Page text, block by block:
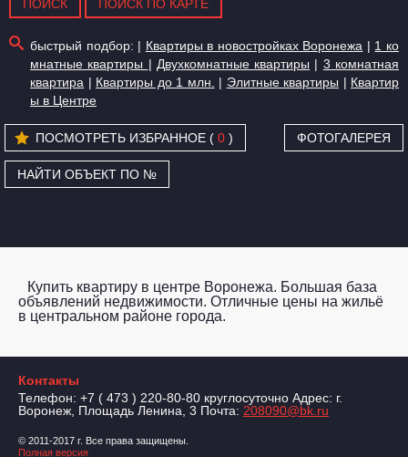
быстрый подбор: | Квартиры в новостройках Воронежа | 1 ко
мнатные квартиры | Двухкомнатные квартиры | 3 комнатная
квартира | Квартиры до 1 млн. | Элитные квартиры | Квартир
ы в Центре
ПОСМОТРЕТЬ ИЗБРАННОЕ ( 0 ) ФОТОГАЛЕРЕЯ
НАЙТИ ОБЪЕКТ ПО №
Купить квартиру в центре Воронежа. Большая база
объявлений недвижимости. Отличные цены на жильё
в центральном районе города.
Контакты
Телефон: +7 ( 473 ) 220-80-80 круглосуточно Адрес: г.
Воронеж, Площадь Ленина, 3 Почта: 208090@bk.ru
© 2011-2017 г. Все права защищены.
Полная версия